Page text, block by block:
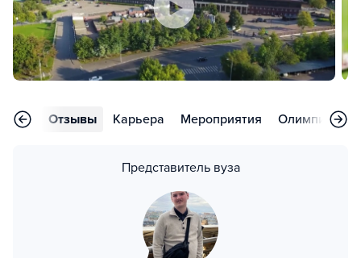
Отзывы Карьера Мероприятия Олимпиады
Представитель вуза